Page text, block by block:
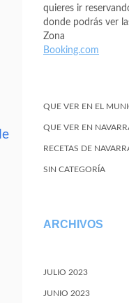
quieres ir
donde podrás ver
Zona
Booking.com
QUE VER EN EL
QUE VER EN
RECETAS DE
SIN CATEGORÍA
ARCHIVOS
JULIO 2023
JUNIO 2023